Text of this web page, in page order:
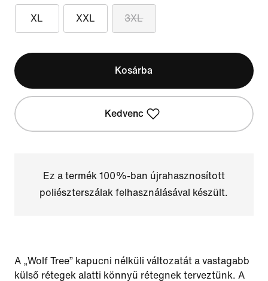
XL XXL 3XL
Kosárba
Kedvenc
Ez a termék 100%-ban újrahasznosított
poliészterszálak felhasználásával készült.
A „Wolf Tree” kapucni nélküli változatát a vastagabb
külső rétegek alatti könnyű rétegnek terveztünk. A